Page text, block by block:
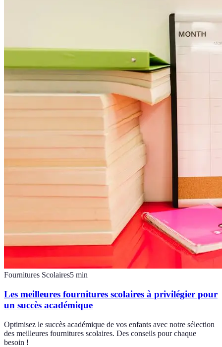
Fournitures Scolaires5 min
Les meilleures fournitures scolaires à privilégier pour
un succès académique
Optimisez le succès académique de vos enfants avec notre sélection
des meilleures fournitures scolaires. Des conseils pour chaque
besoin !